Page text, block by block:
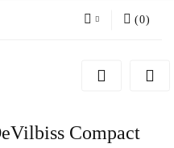
Zgody cookies
(0)
Compact